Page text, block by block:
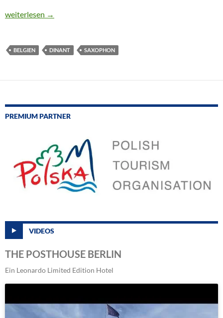
CTOUR on Tour: Dinant in Belgien feiert 200. Geburtstag von
weiterlesen →
BELGIEN DINANT SAXOPHON
PREMIUM PARTNER
VIDEOS
THE POSTHOUSE BERLIN
Ein Leonardo Limited Edition Hotel